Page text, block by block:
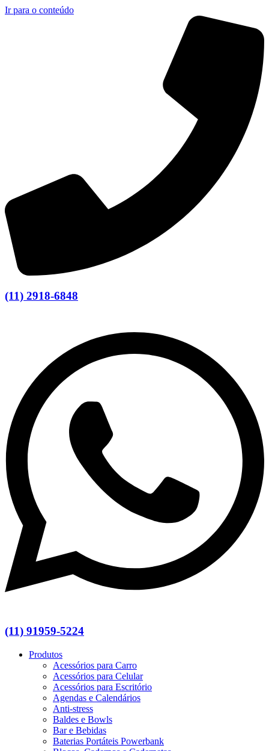
Ir para o conteúdo
(11) 2918-6848
(11) 91959-5224
Produtos
Acessórios para Carro
Acessórios para Celular
Acessórios para Escritório
Agendas e Calendários
Anti-stress
Baldes e Bowls
Bar e Bebidas
Baterias Portáteis Powerbank